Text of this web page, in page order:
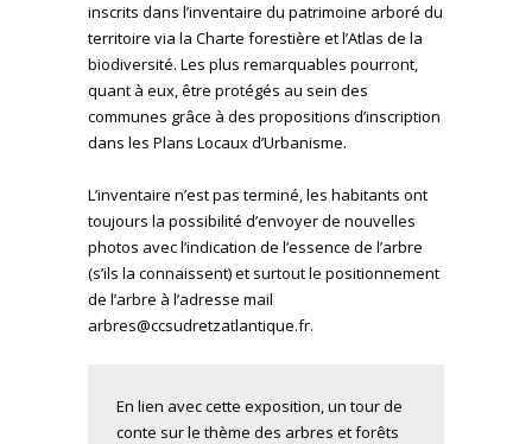
inscrits dans l’inventaire du patrimoine arboré du
territoire via la Charte forestière et l’Atlas de la
biodiversité. Les plus remarquables pourront,
quant à eux, être protégés au sein des
communes grâce à des propositions d’inscription
dans les Plans Locaux d’Urbanisme.
L’inventaire n’est pas terminé, les habitants ont
toujours la possibilité d’envoyer de nouvelles
photos avec l’indication de l’essence de l’arbre
(s’ils la connaissent) et surtout le positionnement
de l’arbre à l’adresse mail
arbres@ccsudretzatlantique.fr.
En lien avec cette exposition, un tour de
conte sur le thème des arbres et forêts